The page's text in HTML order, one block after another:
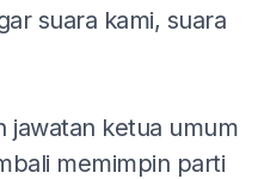
suara kami, suara
jawatan ketua umum
memimpin parti